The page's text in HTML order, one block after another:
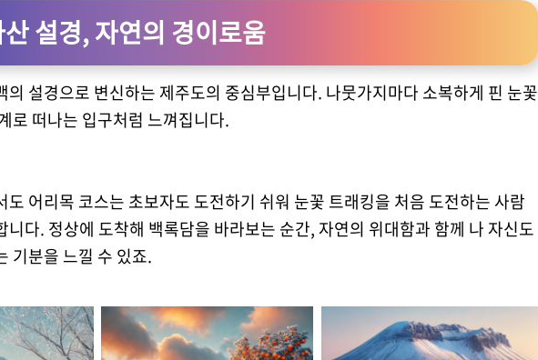
설경, 자연의 경이로움
의 설경으로 변신하는 제주도의 중심부입니다. 나뭇가지마다 소복하게 핀 눈꽃
로 떠나는 입구처럼 느껴집니다.
도 어리목 코스는 초보자도 도전하기 쉬워 눈꽃 트래킹을 처음 도전하는 사람
니다. 정상에 도착해 백록담을 바라보는 순간, 자연의 위대함과 함께 나 자신도
기분을 느낄 수 있죠.